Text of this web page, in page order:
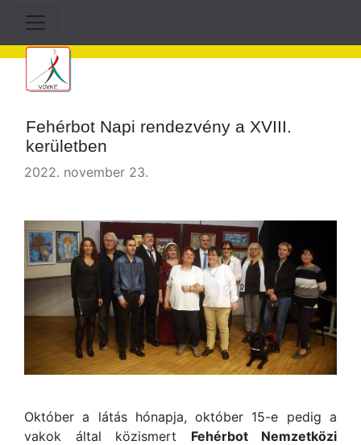
Fehérbot Napi rendezvény a XVIII.
kerületben
2022. november 23.
Október a látás hónapja, október 15-e pedig a
vakok által közismert Fehérbot Nemzetközi